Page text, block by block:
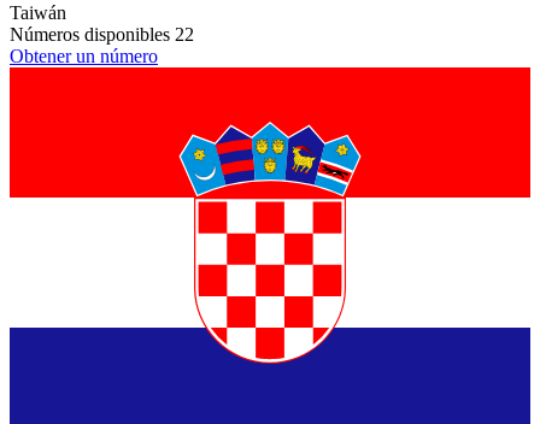
Taiwán
Números disponibles 22
Obtener un número